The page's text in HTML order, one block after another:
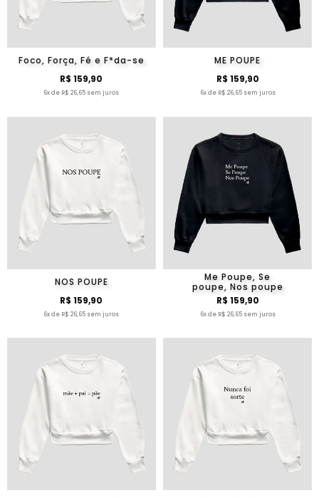
Foco, Força, Fé e F*da-se
R$ 159,90
6x de R$ 26,65 sem juros
ME POUPE
R$ 159,90
6x de R$ 26,65 sem juros
NOS POUPE
R$ 159,90
6x de R$ 26,65 sem juros
Me Poupe, Se
poupe, Nos poupe
R$ 159,90
6x de R$ 26,65 sem juros